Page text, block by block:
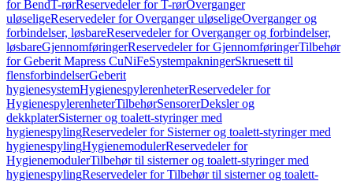
for BendT-rørReservedeler for T-rørOverganger
uløseligeReservedeler for Overganger uløseligeOverganger og
forbindelser, løsbareReservedeler for Overganger og forbindelser,
løsbareGjennomføringerReservedeler for GjennomføringerTilbehør
for Geberit Mapress CuNiFeSystempakningerSkruesett til
flensforbindelserGeberit
hygienesystemHygienespylerenheterReservedeler for
HygienespylerenheterTilbehørSensorerDeksler og
dekkplaterSisterner og toalett-styringer med
hygienespylingReservedeler for Sisterner og toalett-styringer med
hygienespylingHygienemodulerReservedeler for
HygienemodulerTilbehør til sisterner og toalett-styringer med
hygienespylingReservedeler for Tilbehør til sisterner og toalett-